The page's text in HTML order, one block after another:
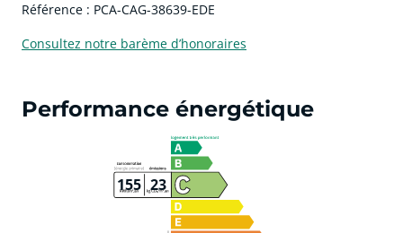
Référence : PCA-CAG-38639-EDE
Consultez notre barème d’honoraires
Performance énergétique
155 23